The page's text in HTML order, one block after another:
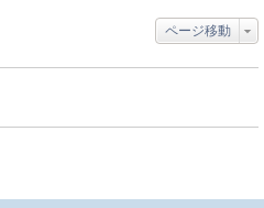
ページ移動